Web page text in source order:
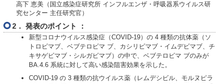
高下 恵美（国立感染症研究所 インフルエンザ・呼吸器系ウイルス研
究センター 主任研究官）
2． 発表のポイント ：
新型コロナウイルス感染症（COVID-19）の 4 種類の抗体薬（ソ
トロビマブ、ベブテロビマ ブ、カシリビマブ・イムデビマブ、チ
キサゲビマブ・シルガビマブ）の中で、ベブテロビマ ブのみが
BA.4.6 系統に対して高い感染阻害効果を示した。
COVID-19 の 3 種類の抗ウイルス薬（レムデシビル、モルヌピラ